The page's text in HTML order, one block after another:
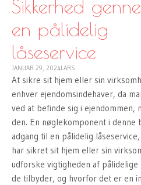
Sikkerhed
en pålidelig
låseservice
JANUAR 29, 2024LARS
At sikre sit hjem eller sin
enhver ejendomsindehaver, da
ved at befinde sig i ejendommen,
den. En nøglekomponent i denne
adgang til en pålidelig
har sikret sit hjem eller sin
udforske vigtigheden af
de tilbyder, og hvorfor det er en